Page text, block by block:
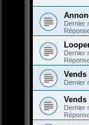
Dernier
Dernier
Dernier
Dernier